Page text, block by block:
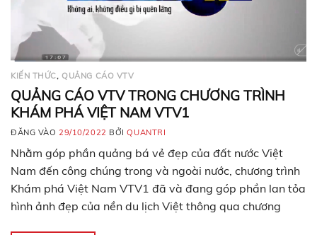
KIẾN THỨC, QUẢNG CÁO VTV
QUẢNG CÁO VTV TRONG CHƯƠNG TRÌNH
KHÁM PHÁ VIỆT NAM VTV1
ĐĂNG VÀO 29/10/2022 BỞIQUANTRI
Nhằm góp phần quảng bá vẻ đẹp của đất nước Việt
Nam đến công chúng trong và ngoài nước, chương trình
Khám phá Việt Nam VTV1 đã và đang góp phần lan tỏa
hình ảnh đẹp của nền du lịch Việt thông qua chương